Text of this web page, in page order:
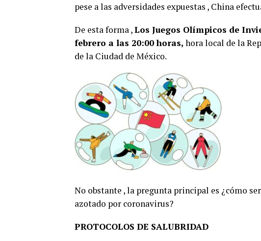
pese a las adversidades expuestas , China
De esta forma ,Los Juegos Olímpicos de
febrero a las 20:00 horas, hora local de la
de la Ciudad de México.
No obstante , la pregunta principal es ¿cómo
azotado por coronavirus?
PROTOCOLOS DE SALUBRIDAD